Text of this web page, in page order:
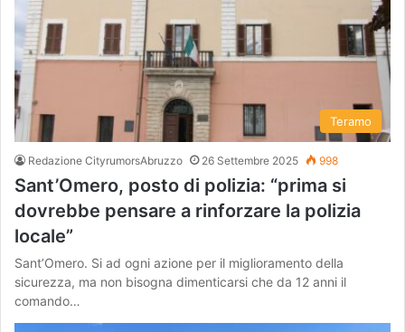
Teramo
Redazione CityrumorsAbruzzo 26 Settembre 2025 998
Sant’Omero, posto di polizia: “prima si
dovrebbe pensare a rinforzare la polizia
locale”
Sant’Omero. Si ad ogni azione per il miglioramento della
sicurezza, ma non bisogna dimenticarsi che da 12 anni il
comando…